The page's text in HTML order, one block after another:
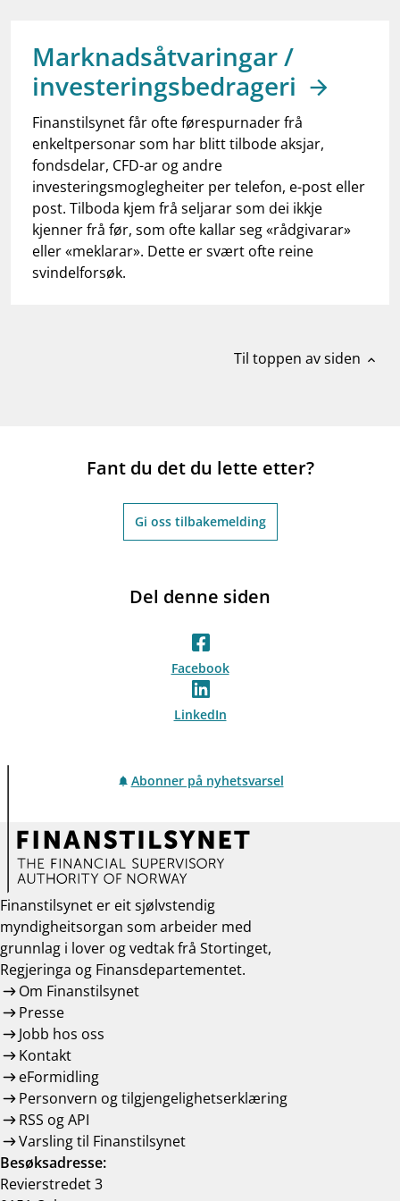
dashboardInformasjon for investorer
notifications_noneAbonner på nyhetsvarsel
Marknadsåtvaringar /
investeringsbedrageri
Finanstilsynet får ofte førespurnader frå
enkeltpersonar som har blitt tilbode aksjar,
fondsdelar, CFD-ar og andre
investeringsmoglegheiter per telefon, e-post eller
post. Tilboda kjem frå seljarar som dei ikkje
kjenner frå før, som ofte kallar seg «rådgivarar»
eller «meklarar». Dette er svært ofte reine
svindelforsøk.
Til toppen av siden expand_less
Fant du det du lette etter?
Gi oss tilbakemelding
Del denne siden
Facebook
LinkedIn
Abonner på nyhetsvarsel
Finanstilsynet er eit sjølvstendig
myndigheitsorgan som arbeider med
grunnlag i lover og vedtak frå Stortinget,
Regjeringa og Finansdepartementet.
Om Finanstilsynet
Presse
Jobb hos oss
Kontakt
eFormidling
Personvern og tilgjengelighetserklæring
RSS og API
Varsling til Finanstilsynet
Besøksadresse:
Revierstredet 3